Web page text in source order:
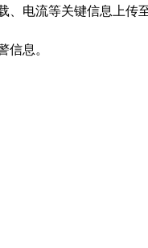
、电流等关键信息上传
信息。